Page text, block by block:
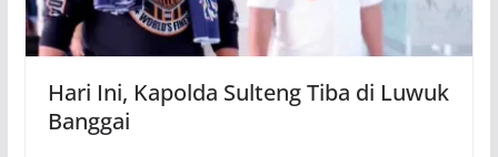
Hari Ini, Kapolda Sulteng Tiba di Luwuk
Banggai